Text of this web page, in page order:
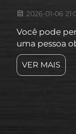
2026-01-06
Você pode
uma pessoa
coleção de
entusiasta
VER MAIS